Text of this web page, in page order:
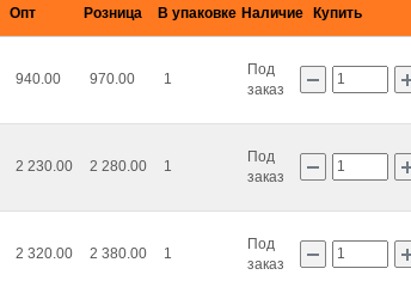
Опт Розница В упаковке Наличие Купить
940.00 970.00 1
Под
заказ
2 230.00 2 280.00 1
Под
заказ
2 320.00 2 380.00 1
Под
заказ